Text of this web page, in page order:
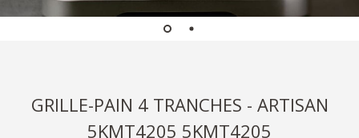
GRILLE-PAIN 4 TRANCHES - ARTISAN
5KMT4205 5KMT4205